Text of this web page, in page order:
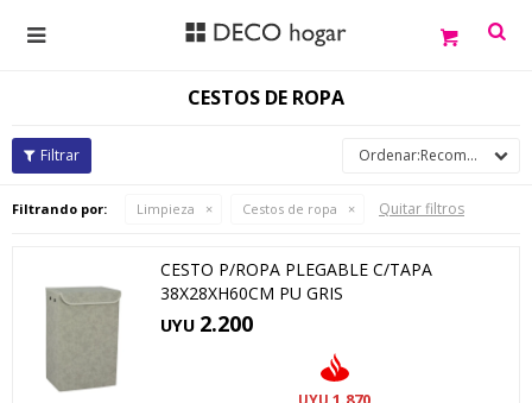

CESTOS DE ROPA
Recomendados
Filtrando por: Limpieza Cestos de ropa Quitar filtros
CESTO P/ROPA PLEGABLE C/TAPA
38X28XH60CM PU GRIS
UYU 2.200